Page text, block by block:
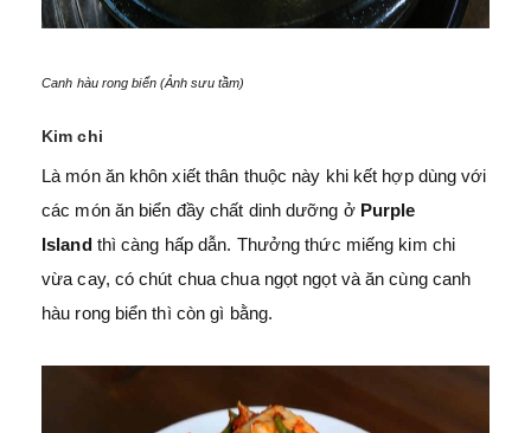
Canh hàu rong biển (Ảnh sưu tầm)
Kim chi
Là món ăn khôn xiết thân thuộc này khi kết hợp dùng với
các món ăn biển đầy chất dinh dưỡng ở Purple
Islandthì càng hấp dẫn. Thưởng thức miếng kim chi
vừa cay, có chút chua chua ngọt ngọt và ăn cùng canh
hàu rong biển thì còn gì bằng.